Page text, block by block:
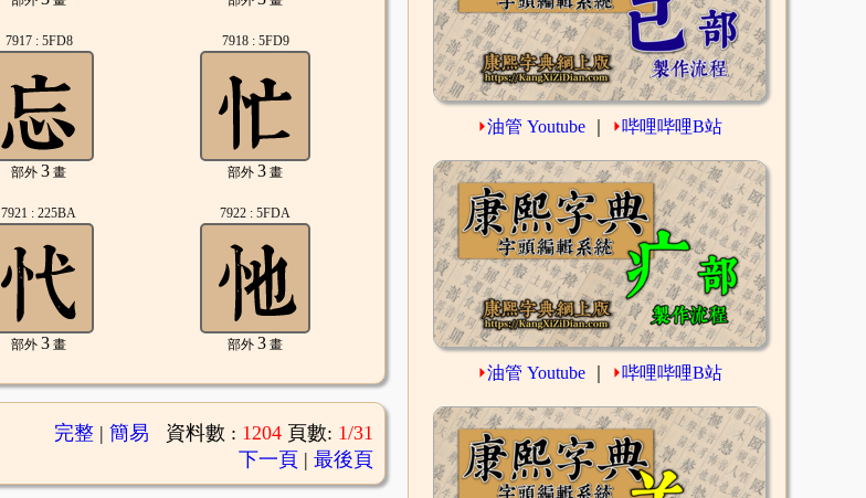
7917 : 5FD8
部外3 畫
7918 : 5FD9
部外3 畫
7921 : 225BA
部外3 畫
7922 : 5FDA
部外3 畫
完整| 簡易 資料數 : 1204 頁數: 1/31
下一頁 | 最後頁
⏵油管 Youtube ⏵哔哩哔哩B站
⏵油管 Youtube ⏵哔哩哔哩B站